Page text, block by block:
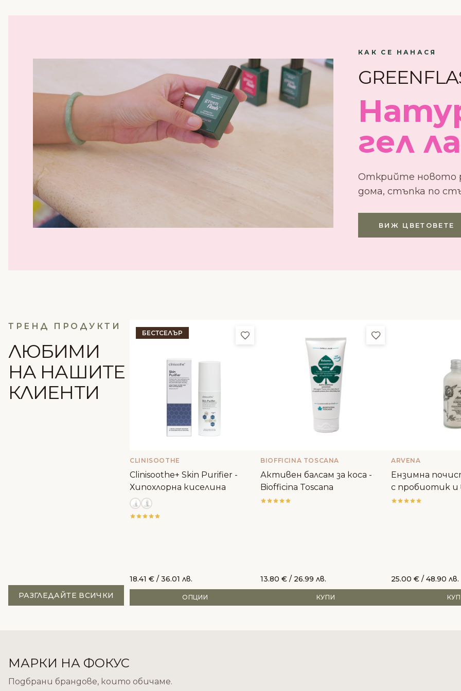
КАК СЕ НАНАСЯ
гел
Открийте новото
дома, стъпка по
ВИЖ ЦВЕТОВЕТЕ
ТРЕНД ПРОДУКТИ
ЛЮБИМИ
НА НАШИТЕ
КЛИЕНТИ
РАЗГЛЕДАЙТЕ ВСИЧКИ
БЕСТСЕЛЪР Добави в любими
CLINISOOTHE
Clinisoothe+ Skin Purifier -
Хипохлорна киселина
18.41€ / 36.01 лв.
ОПЦИИ
Добави в любими
BIOFFICINA TOSCANA
Активен балсам за коса -
Biofficina Toscana
13.80€ / 26.99 лв.
КУПИ
ARVENA
Ензимна
с пробиотиk
ARVENA
25.00€ / 48.90 лв.
МАРКИ НА ФОКУС
Подбрани брандове, които обичаме.